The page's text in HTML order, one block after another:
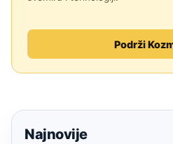
Podrži
Najnovije